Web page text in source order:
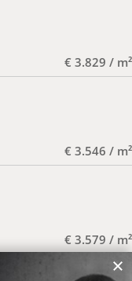
€ 3.829 / m²
€ 3.546 / m²
€ 3.579 / m²